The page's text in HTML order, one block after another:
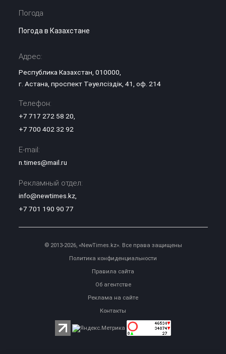
Погода
Погода в Казахстане
Адрес:
Республика Казахстан, 010000,
г. Астана, проспект Тәуелсіздік, 41, оф. 214
Телефон:
+7 717 272 58 20,
+7 700 402 32 92
E-mail:
n.times@mail.ru
Рекламный отдел:
info@newtimes.kz,
+7 701 190 90 77
© 2013-2026, «NewTimes.kz». Все права защищены
Политика конфиденциальности
Правила сайта
Об агентстве
Реклама на сайте
Контакты